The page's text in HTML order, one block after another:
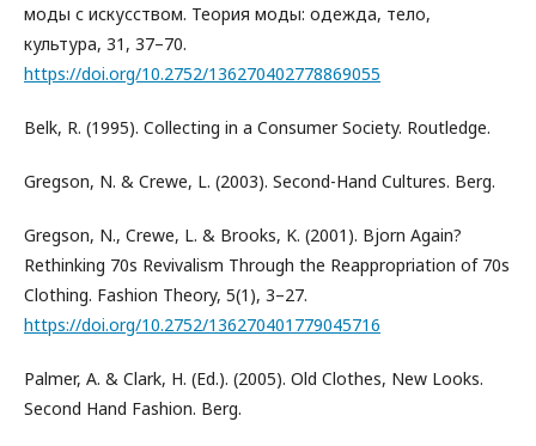
моды с искусством. Теория моды: одежда, тело,
культура, 31, 37–70.
https://doi.org/10.2752/136270402778869055
Belk, R. (1995). Collecting in a Consumer Society. Routledge.
Gregson, N. & Crewe, L. (2003). Second-Hand Cultures. Berg.
Gregson, N., Crewe, L. & Brooks, K. (2001). Bjorn Again?
Rethinking 70s Revivalism Through the Reappropriation of 70s
Clothing. Fashion Theory, 5(1), 3–27.
https://doi.org/10.2752/136270401779045716
Palmer, A. & Clark, H. (Ed.). (2005). Old Clothes, New Looks.
Second Hand Fashion. Berg.